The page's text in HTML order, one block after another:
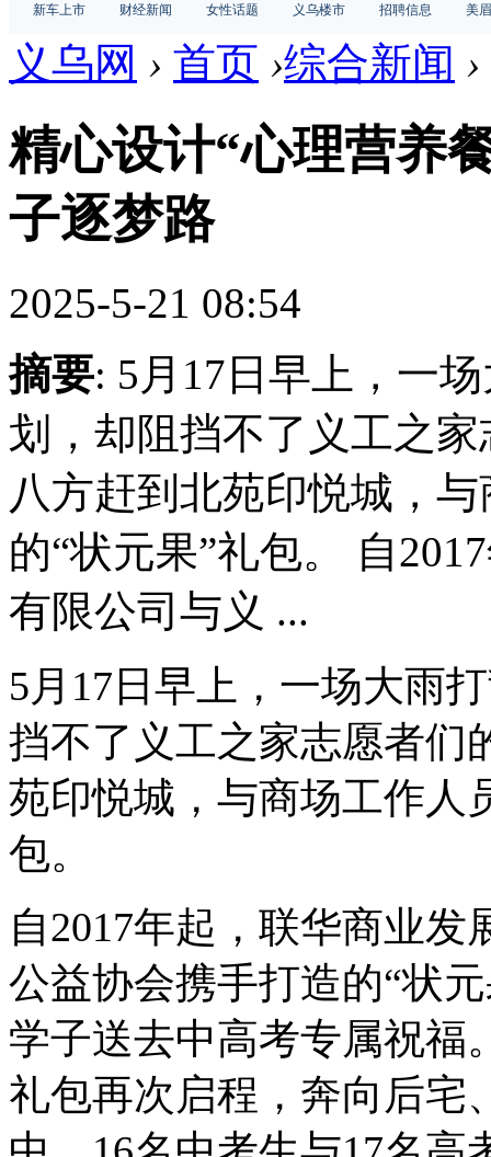
新车上市
财经新闻 女性话题 义乌楼市 招聘信息 美
义乌网 › 首页 ›综合新闻 ›
精心设计“心理营养
子逐梦路
2025-5-21 08:54
摘要: 5月17日早上，一
划，却阻挡不了义工之
八方赶到北苑印悦城，
的“状元果”礼包。 自
有限公司与义 ...
5月17日早上，一场大雨
挡不了义工之家志愿者们
苑印悦城，与商场工作人
包。
自2017年起，联华商业
公益协会携手打造的“状
学子送去中高考专属祝福
礼包再次启程，奔向后宅